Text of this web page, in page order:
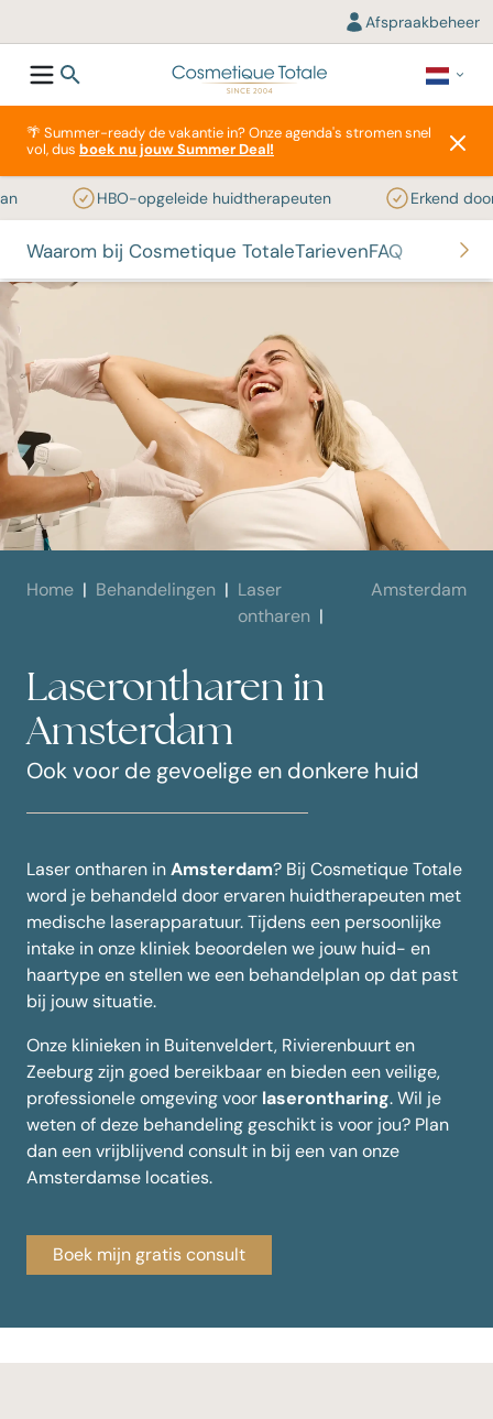
Afspraakbeheer
🌴 Summer-ready de vakantie in? Onze agenda's stromen snel
vol, dus boek nu jouw Summer Deal!
HBO-opgeleide huidtherapeuten Erkend door
Home Behandelingen
Laser
ontharen
Amsterdam
Laserontharen in
Amsterdam
Ook voor de gevoelige en donkere huid
Laser ontharen inAmsterdam? Bij Cosmetique Totale
word je behandeld door ervaren huidtherapeuten met
medische laserapparatuur. Tijdens een persoonlijke
intake in onze kliniek beoordelen we jouw huid- en
haartype en stellen we een behandelplan op dat past
bij jouw situatie.
Onze klinieken in Buitenveldert, Rivierenbuurt en
Zeeburg zijn goed bereikbaar en bieden een veilige,
professionele omgeving voor laserontharing. Wil je
weten of deze behandeling geschikt is voor jou? Plan
dan een vrijblijvend consult in bij een van onze
Amsterdamse locaties.
Boek mijn gratis consult
Waarom bij Cosmetique TotaleTarievenFAQ